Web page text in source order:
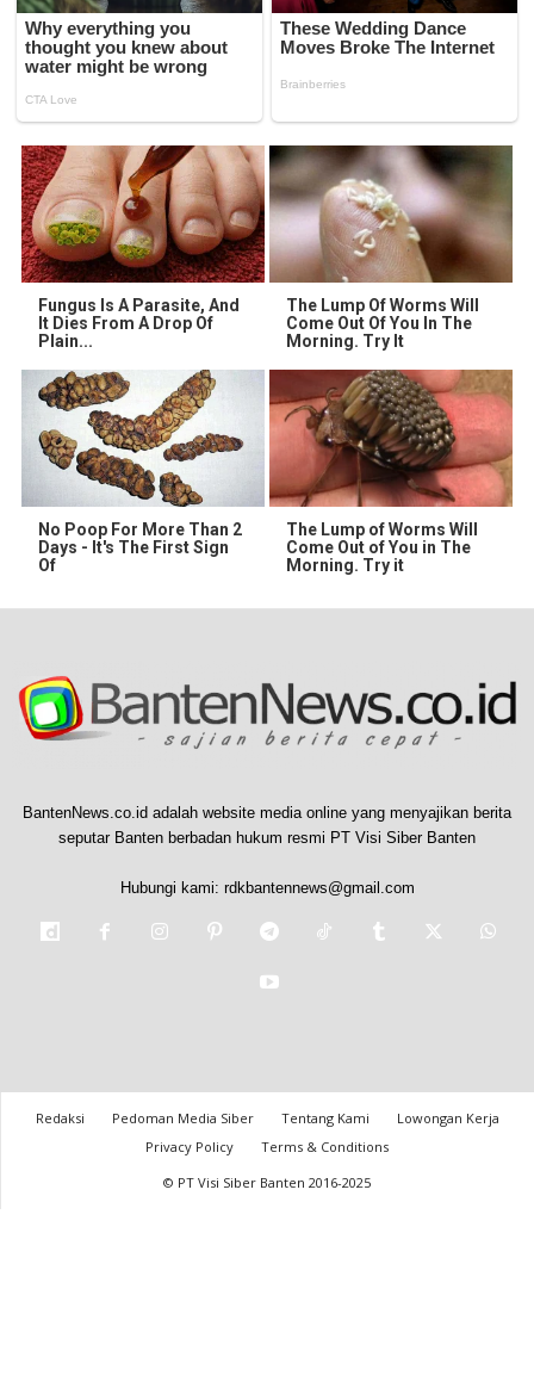
Fungus Is A Parasite, And
It Dies From A Drop Of
Plain...
The Lump Of Worms Will
Come Out Of You In The
Morning. Try It
No Poop For More Than 2
Days - It's The First Sign
Of
The Lump of Worms Will
Come Out of You in The
Morning. Try it
BantenNews.co.id adalah website media online yang menyajikan berita
seputar Banten berbadan hukum resmi PT Visi Siber Banten
Hubungi kami: rdkbantennews@gmail.com
Redaksi Pedoman Media Siber Tentang Kami
Lowongan Kerja
Privacy Policy
Terms & Conditions
© PT Visi Siber Banten 2016-2025